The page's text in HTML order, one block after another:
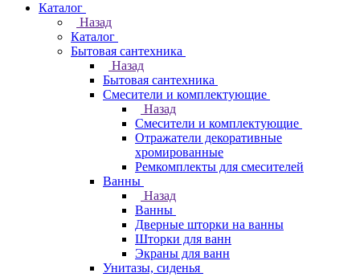
Каталог
Назад
Каталог
Бытовая сантехника
Назад
Бытовая сантехника
Смесители и комплектующие
Назад
Смесители и комплектующие
Отражатели декоративные
хромированные
Ремкомплекты для смесителей
Ванны
Назад
Ванны
Дверные шторки на ванны
Шторки для ванн
Экраны для ванн
Унитазы, сиденья